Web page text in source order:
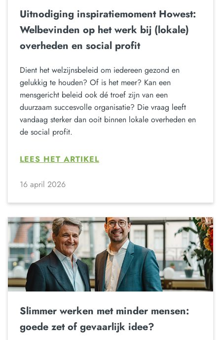
Uitnodiging inspiratiemoment Howest:
Welbevinden op het werk bij (lokale)
overheden en social profit
Dient het welzijnsbeleid om iedereen gezond en
gelukkig te houden? Of is het meer? Kan een
mensgericht beleid ook dé troef zijn van een
duurzaam succesvolle organisatie? Die vraag leeft
vandaag sterker dan ooit binnen lokale overheden en
de social profit.
LEES HET ARTIKEL
16 april 2026
Slimmer werken met minder mensen:
goede zet of gevaarlijk idee?